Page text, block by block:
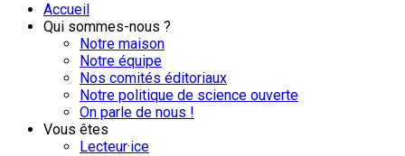
Accueil
Qui sommes-nous ?
Notre maison
Notre équipe
Nos comités éditoriaux
Notre politique de science ouverte
On parle de nous !
Vous êtes
Lecteur·ice